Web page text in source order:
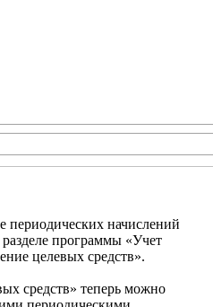
начислений
программы «Учет
целевых средств».
средств» теперь можно